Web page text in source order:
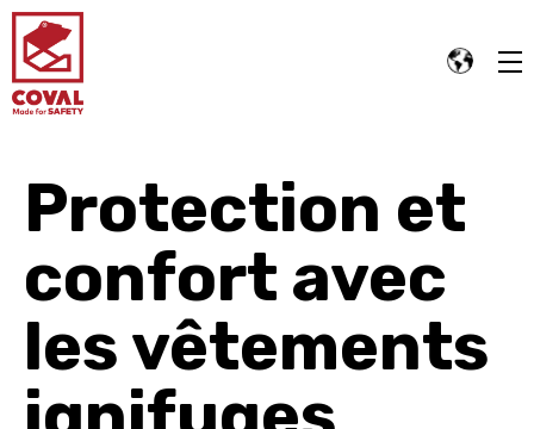
Protection et
confort avec
les vêtements